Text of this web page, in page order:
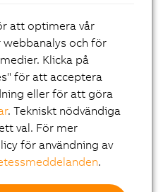
att optimera vår
och för
Klicka på
för att acceptera
eller för att göra
. Tekniskt nödvändiga
val. För mer
för användning av
.